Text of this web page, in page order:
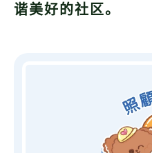
谐美好的社区。